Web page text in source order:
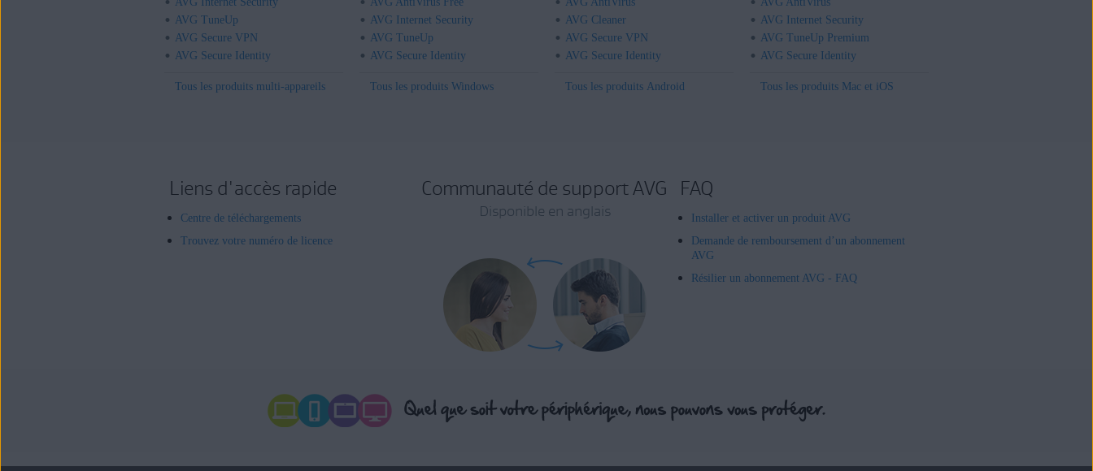
AVG TuneUp
AVG Secure VPN
AVG Secure Identity
Tous les produits multi-appareils
AVG Internet Security
AVG TuneUp
AVG Secure Identity
Tous les produits Windows
AVG Cleaner
AVG Secure VPN
AVG Secure Identity
Tous les produits Android
AVG Internet Security
AVG TuneUp Premium
AVG Secure Identity
Tous les produits Mac et iOS
Liens d'accès rapide
Centre de téléchargements
Trouvez votre numéro de licence
Communauté de support AVG
Disponible en anglais
FAQ
Installer et activer un produit AVG
Demande de remboursement d’un abonnement
AVG
Résilier un abonnement AVG - FAQ